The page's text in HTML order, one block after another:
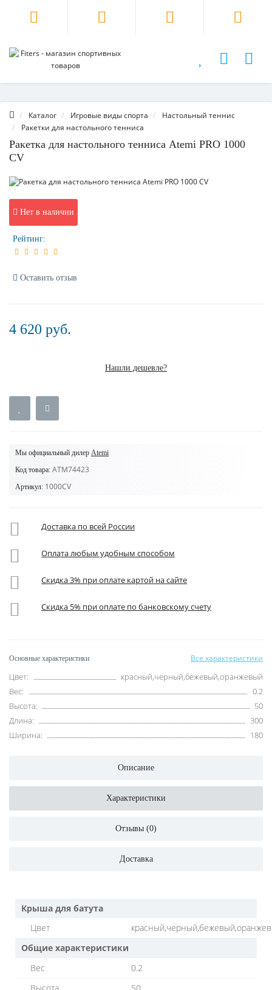
Каталог Игровые виды спорта
Настольный теннис
Ракетки для настольного тенниса
Ракетка для настольного тенниса Atemi PRO 1000
CV
Нет в наличии
Рейтинг:
Оставить отзыв
4 620 руб.
Нашли дешевле?
Мы официальный дилер Atemi
Код товара: ATM74423
Артикул: 1000CV
Доставка по всей России
Оплата любым удобным способом
Скидка 3% при оплате картой на сайте
Скидка 5% при оплате по банковскому счету
Основные характеристики Все характеристики
Цвет:
красный,черный,бежевый,оранжевый
Вес:
0.2
Высота:
50
Длина:
300
Ширина:
180
Описание
Характеристики
Отзывы (0)
Доставка
Крыша для батута
Цвет
Общие характеристики
Вес
0.2